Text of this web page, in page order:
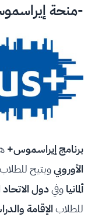
-منحة
برنامج إيراسموس+
الأوروبيويتيح
ألمانياوفيدول الاتحاد
للطلابالإقامة